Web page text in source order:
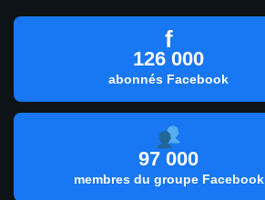
f
126 000
abonnés Facebook
97 000
membres du groupe Facebook